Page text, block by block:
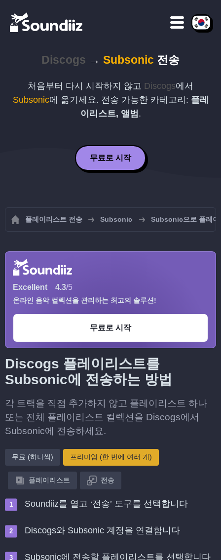
Discogs → Subsonic 전송
처음부터 다시 시작하지 않고 Discogs에서
Subsonic에 옮기세요. 전송 가능한 카테고리: 플레
이리스트, 앨범 .
무료로 시작
플레이리스트 전송 Subsonic Subsonic으로 플레이
Excellent 4.3/5
온라인 음악 컬렉션을 관리하는 최고의 솔루션!
무료로 시작
Discogs 플레이리스트를
Subsonic에 전송하는 방법
각 트랙을 직접 추가하지 않고 플레이리스트 하나
또는 전체 플레이리스트 컬렉션을 Discogs에서
Subsonic에 전송하세요.
무료 (하나씩) 프리미엄 (한 번에 여러 개)
플레이리스트 전송
Soundiiz를 열고 ‘전송’ 도구를 선택합니다
Discogs와 Subsonic 계정을 연결합니다
Subsonic에 전송할 플레이리스트를 선택합니다